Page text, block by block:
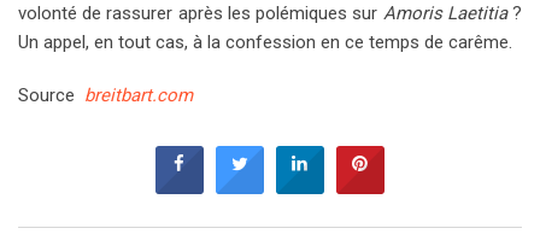
volonté de rassurer après les polémiques sur Amoris Laetitia?
Un appel, en tout cas, à la confession en ce temps de carême.
Source breitbart.com